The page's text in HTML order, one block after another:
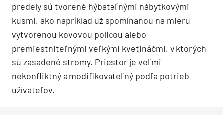
predely sú tvorené hýbateľnými nábytkovými
kusmi, ako napríklad už spomínanou na mieru
vytvorenou kovovou policou alebo
premiestniteľnými veľkými kvetináčmi, v ktorých
sú zasadené stromy. Priestor je veľmi
nekonfliktný a modifikovateľný podľa potrieb
užívateľov.